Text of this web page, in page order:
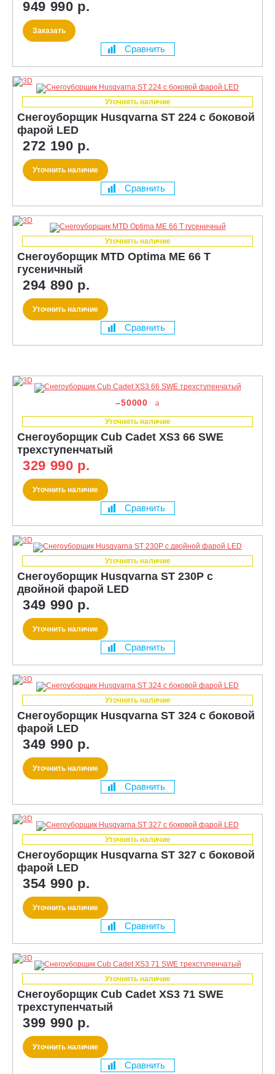
949 990 р.
Заказать
Сравнить
Уточнять наличие
Снегоуборщик Husqvarna ST 224 с боковой
фарой LED
272 190 р.
Уточнить наличие
Сравнить
Уточнять наличие
Снегоуборщик MTD Optima ME 66 T
гусеничный
294 890 р.
Уточнить наличие
Сравнить
–50000
Уточнять наличие
Снегоуборщик Cub Cadet XS3 66 SWE
трехступенчатый
329 990 р.
Уточнить наличие
Сравнить
Уточнять наличие
Снегоуборщик Husqvarna ST 230P с
двойной фарой LED
349 990 р.
Уточнить наличие
Сравнить
Уточнять наличие
Снегоуборщик Husqvarna ST 324 с боковой
фарой LED
349 990 р.
Уточнить наличие
Сравнить
Уточнять наличие
Снегоуборщик Husqvarna ST 327 с боковой
фарой LED
354 990 р.
Уточнить наличие
Сравнить
Уточнять наличие
Снегоуборщик Cub Cadet XS3 71 SWE
трехступенчатый
399 990 р.
Уточнить наличие
Сравнить